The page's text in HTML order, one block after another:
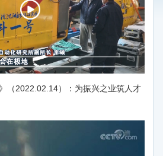
（2022.02.14）：为振兴之业筑人才